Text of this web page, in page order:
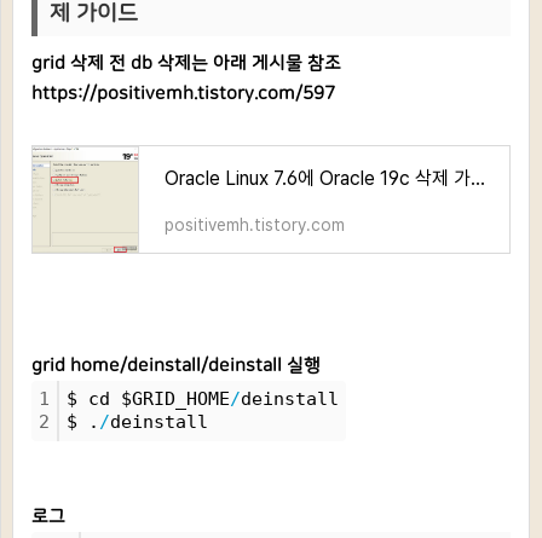
제 가이드
grid 삭제 전 db 삭제는 아래 게시물 참조
https://positivemh.tistory.com/597
Oracle Linux 7.6에 Oracle 19c 삭제 가이드
positivemh.tistory.com
grid home/deinstall/deinstall 실행
1
2
$ cd $GRID_HOME/deinstall
$ . /deinstall
로그